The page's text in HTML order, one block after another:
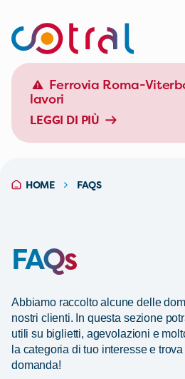
Ferrovia Roma-
lavori
LEGGI DI PIÙ
HOME FAQS
FAQs
Abbiamo raccolto alcune delle
nostri clienti. In questa sezione
utili su biglietti, agevolazioni e
la categoria di tuo interesse e
domanda!
Effettua il login
Orario: Durata: